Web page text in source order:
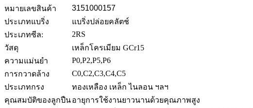
หมายเลขสินค้า
3151000157
ประเภทแบริ่ง
แบริ่งปล่อยคลัตช์
ประเภทซีล:
2RS
วัสดุ
เหล็กโครเมียม GCr15
ความแม่นยำ
P0,P2,P5,P6
การกวาดล้าง
C0,C2,C3,C4,C5
ประเภทกรง
ทองเหลือง เหล็ก ไนลอน ฯลฯ
คุณสมบัติของลูกปืนอายุการใช้งานยาวนานด้วยคุณภาพสูง